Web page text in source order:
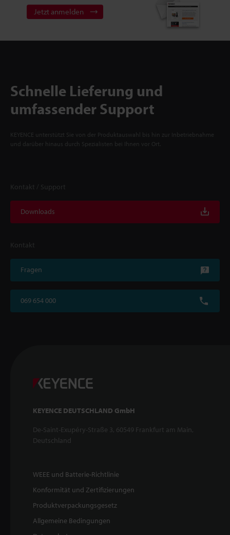
Jetzt anmelden
Schnelle Lieferung und
umfassender Support
KEYENCE unterstützt Sie von der Produktauswahl bis hin zur Inbetriebnahme
und darüber hinaus durch Spezialisten bei Ihnen vor Ort.
Kontakt / Support
Downloads
Kontakt
Fragen
069 654 000
KEYENCE DEUTSCHLAND GmbH
De-Saint-Exupéry-Straße 3, 60549 Frankfurt am Main,
Deutschland
WEEE und Batterie-Richtlinie
Konformität und Zertifizierungen
Produktverpackungsgesetz
Allgemeine Bedingungen